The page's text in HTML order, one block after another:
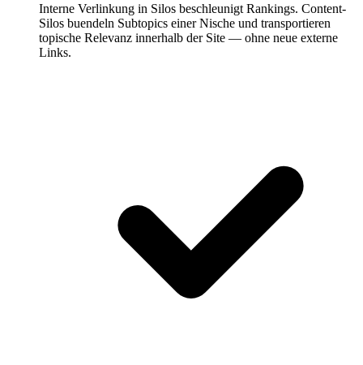
Interne Verlinkung in Silos beschleunigt Rankings. Content-
Silos buendeln Subtopics einer Nische und transportieren
topische Relevanz innerhalb der Site — ohne neue externe
Links.